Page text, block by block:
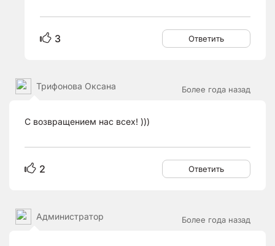
3 Ответить
Более года назад
Трифонова Оксана
С возвращением нас всех! )))
2 Ответить
Более года назад
Aдминистратор